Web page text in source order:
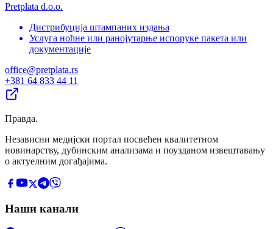
Pretplata d.o.o.
Дистрибуција штампаних издања
Услуга ноћне или ранојутарње испоруке пакета или
документације
office@pretplata.rs
+381 64 833 44 11
Правда.
Независни медијски портал посвећен квалитетном
новинарству, дубинским анализама и поузданом извештавању
о актуелним догађајима.
Наши канали